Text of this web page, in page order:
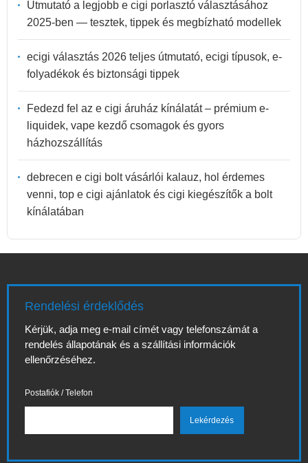
Útmutató a legjobb e cigi porlasztó választásához
2025-ben — tesztek, tippek és megbízható modellek
ecigi választás 2026 teljes útmutató, ecigi típusok, e-
folyadékok és biztonsági tippek
Fedezd fel az e cigi áruház kínálatát – prémium e-
liquidek, vape kezdő csomagok és gyors
házhozszállítás
debrecen e cigi bolt vásárlói kalauz, hol érdemes
venni, top e cigi ajánlatok és cigi kiegészítők a bolt
kínálatában
Rendelési érdeklődés
Kérjük, adja meg e-mail címét vagy telefonszámát a
rendelés állapotának és a szállítási információk
ellenőrzéséhez.
Postafiók / Telefon